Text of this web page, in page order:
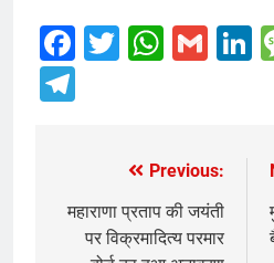
Facebook
Twitter
navigation
Previous:
महाराणा प्रताप की जयंती
पर विक्रमादित्य परमार